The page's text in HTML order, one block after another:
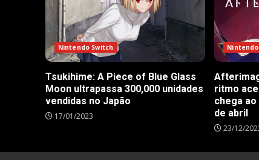
Nintendo Switch
Tsukihime: A Piece of Blue Glass
Moon ultrapassa 300,000 unidades
vendidas no Japão
17/01/2023
ritmo
chega
de abril
23/12/